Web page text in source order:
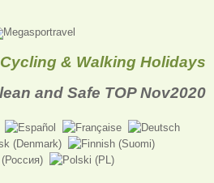
Cycling & Walking Holidays